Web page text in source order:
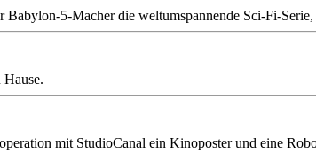
5-Macher die weltumspannende Sci-Fi-
mit StudioCanal ein Kinoposter und eine